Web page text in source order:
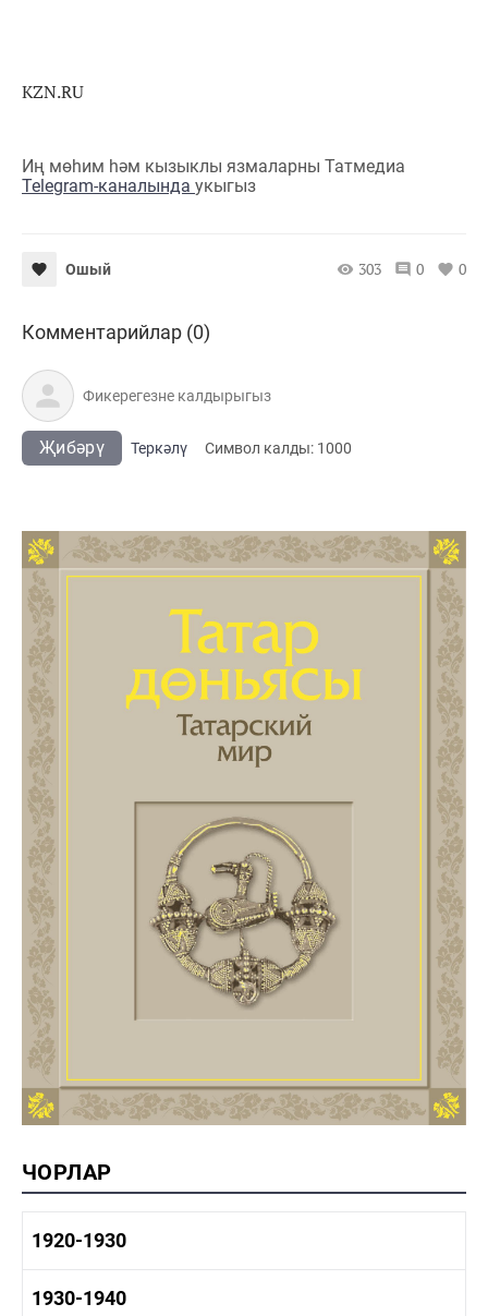
KZN.RU
Иң мөһим һәм кызыклы язмаларны Татмедиа
Telegram-каналында укыгыз
Ошый 303 0 0
Комментарийлар (0)
Җибәрү Теркәлү Cимвол калды: 1000
ЧОРЛАР
1920-1930
1920-1930 тарих
1930-1940